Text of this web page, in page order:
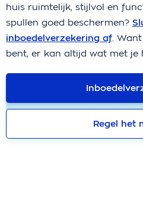
huis ruimtelijk, stijlvol en
spullen goed beschermen?
inboedelverzekering af.
bent, er kan altijd wat met je
Regel het